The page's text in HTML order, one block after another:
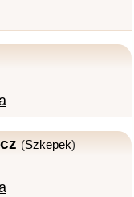
(Szkepek)